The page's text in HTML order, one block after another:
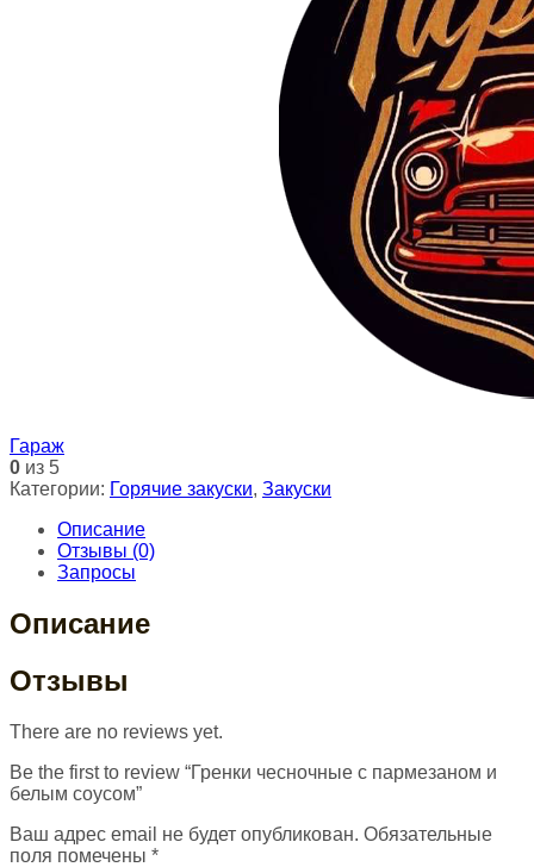
Гараж
0 из 5
Категории: Горячие закуски, Закуски
Описание
Отзывы (0)
Запросы
Описание
Отзывы
There are no reviews yet.
Be the first to review “Гренки чесночные с пармезаном и
белым соусом”
Ваш адрес email не будет опубликован. Обязательные
поля помечены *